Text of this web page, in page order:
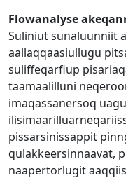
Flowanalyse
Suliniut sunaluunniit
aallaqqaasiullugu
suliffeqarfiup
taamaalilluni
imaqassanersoq
pissarsinissappit
qulakkeersinnaavat,
naapertorlugit